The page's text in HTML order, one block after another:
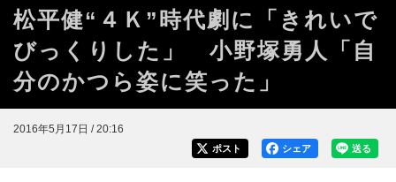
松平健“４Ｋ”時代劇に「きれいで
びっくりした」 小野塚勇人「自
分のかつら姿に笑った」
2016年5月17日 / 20:16
送る
シェア
ポスト